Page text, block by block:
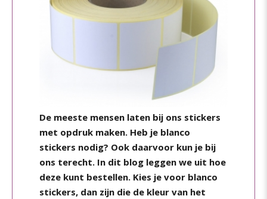
De meeste mensen laten bij ons stickers
met opdruk maken. Heb je blanco
stickers nodig? Ook daarvoor kun je bij
ons terecht. In dit blog leggen we uit hoe
deze kunt bestellen. Kies je voor blanco
stickers, dan zijn die de kleur van het